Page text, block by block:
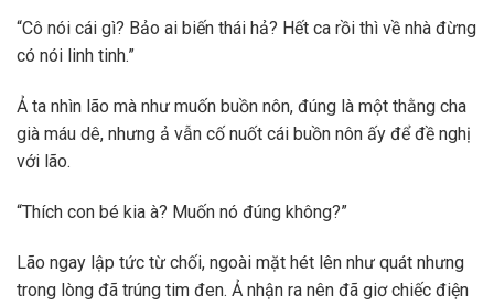
“Cô nói cái gì? Bảo ai biến thái hả? Hết ca rồi thì về nhà đừng
có nói linh tinh.”
Ả ta nhìn lão mà như muốn buồn nôn, đúng là một thằng cha
già máu dê, nhưng ả vẫn cố nuốt cái buồn nôn ấy để đề nghị
với lão.
“Thích con bé kia à? Muốn nó đúng không?”
Lão ngay lập tức từ chối, ngoài mặt hét lên như quát nhưng
trong lòng đã trúng tim đen. Ả nhận ra nên đã giơ chiếc điện